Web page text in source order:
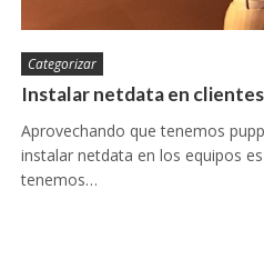
Categorizar
Instalar netdata en
Aprovechando que tenemos
instalar netdata en los equipos
tenemos…